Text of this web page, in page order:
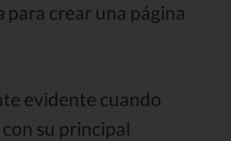
para crear una página
evidente cuando
su principal